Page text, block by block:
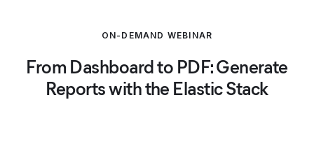
ON-DEMAND WEBINAR
From Dashboard to PDF: Generate
Reports with the Elastic Stack